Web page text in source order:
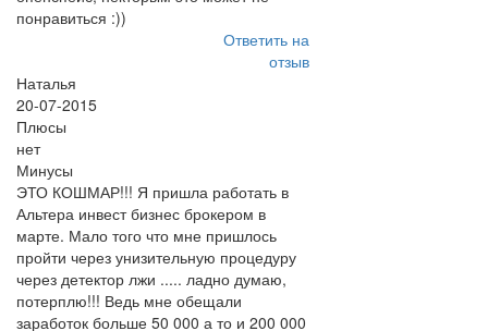
понравиться :))
Ответить на
отзыв
Наталья
20-07-2015
Плюсы
нет
Минусы
ЭТО КОШМАР!!! Я пришла работать в
Альтера инвест бизнес брокером в
марте. Мало того что мне пришлось
пройти через унизительную процедуру
через детектор лжи ..... ладно думаю,
потерплю!!! Ведь мне обещали
заработок больше 50 000 а то и 200 000